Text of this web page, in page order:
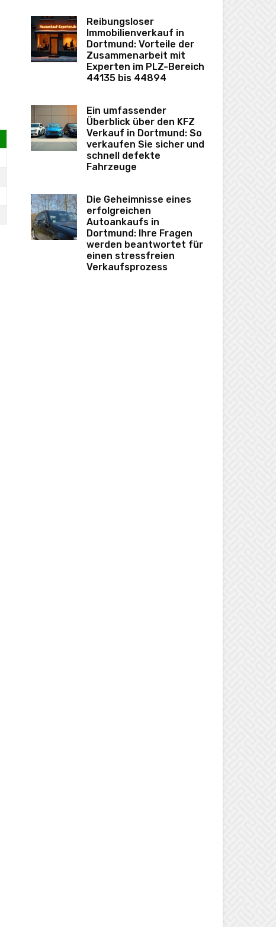
Reibungsloser
Immobilienverkauf in
Dortmund: Vorteile der
Zusammenarbeit mit
Experten im PLZ-Bereich
44135 bis 44894
Ein umfassender
Überblick über den KFZ
Verkauf in Dortmund: So
verkaufen Sie sicher und
schnell defekte
Fahrzeuge
Die Geheimnisse eines
erfolgreichen
Autoankaufs in
Dortmund: Ihre Fragen
werden beantwortet für
einen stressfreien
Verkaufsprozess